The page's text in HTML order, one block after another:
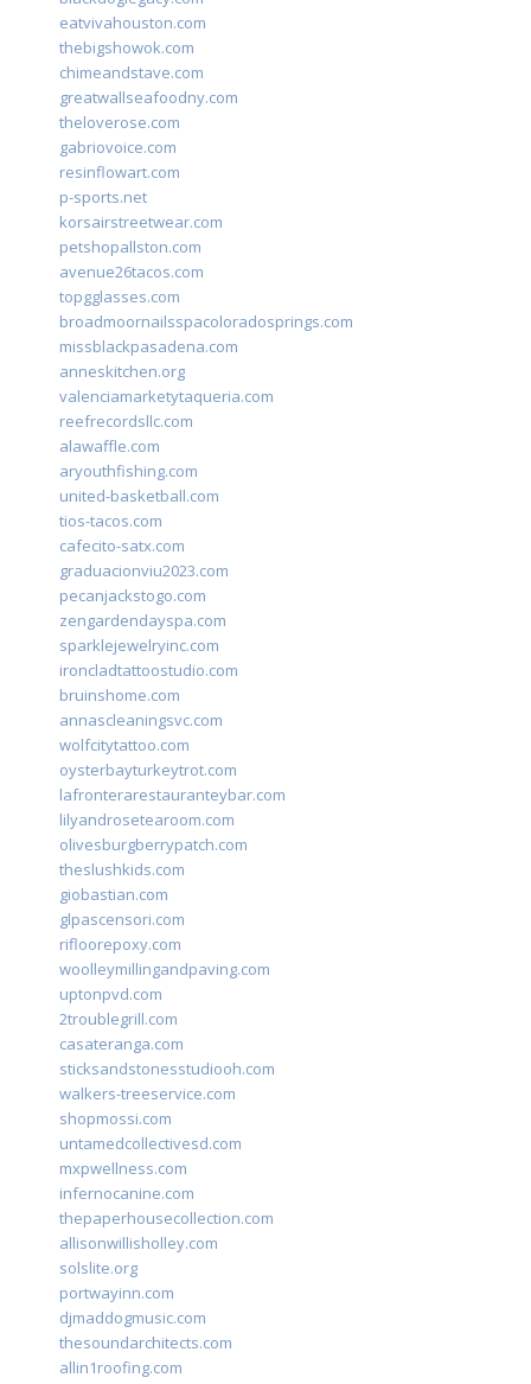
eatvivahouston.com
thebigshowok.com
chimeandstave.com
greatwallseafoodny.com
theloverose.com
gabriovoice.com
resinflowart.com
p-sports.net
korsairstreetwear.com
petshopallston.com
avenue26tacos.com
topgglasses.com
broadmoornailsspacoloradosprings.com
missblackpasadena.com
anneskitchen.org
valenciamarketytaqueria.com
reefrecordsllc.com
alawaffle.com
aryouthfishing.com
united-basketball.com
tios-tacos.com
cafecito-satx.com
graduacionviu2023.com
pecanjackstogo.com
zengardendayspa.com
sparklejewelryinc.com
ironcladtattoostudio.com
bruinshome.com
annascleaningsvc.com
wolfcitytattoo.com
oysterbayturkeytrot.com
lafronterarestauranteybar.com
lilyandrosetearoom.com
olivesburgberrypatch.com
theslushkids.com
giobastian.com
glpascensori.com
rifloorepoxy.com
woolleymillingandpaving.com
uptonpvd.com
2troublegrill.com
casateranga.com
sticksandstonesstudiooh.com
walkers-treeservice.com
shopmossi.com
untamedcollectivesd.com
mxpwellness.com
infernocanine.com
thepaperhousecollection.com
allisonwillisholley.com
solslite.org
portwayinn.com
djmaddogmusic.com
thesoundarchitects.com
allin1roofing.com